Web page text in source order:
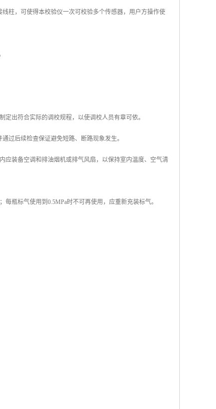
柱，可使得本校验仪一次可校验多个传感器，用户方操作使
出符合实际的调校规程，以使调校人员有章可依。
过后续检查保证避免短路、断路现象发生。
应装备空调和排油烟机或排气风扇，以保持室内温度、空气清
瓶标气使用到0.5MPa时不可再使用，应重新充装标气。